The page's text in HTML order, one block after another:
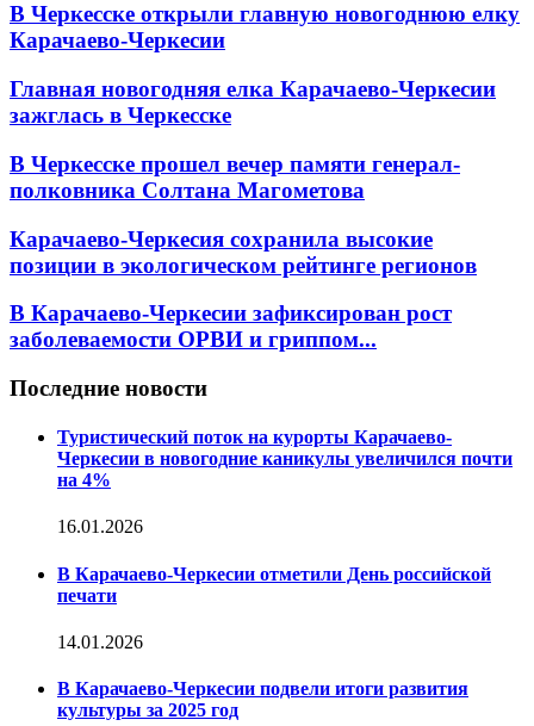
В Черкесске открыли главную новогоднюю елку
Карачаево-Черкесии
Главная новогодняя елка Карачаево-Черкесии
зажглась в Черкесске
В Черкесске прошел вечер памяти генерал-
полковника Солтана Магометова
Карачаево-Черкесия сохранила высокие
позиции в экологическом рейтинге регионов
В Карачаево-Черкесии зафиксирован рост
заболеваемости ОРВИ и гриппом...
Последние новости
Туристический поток на курорты Карачаево-
Черкесии в новогодние каникулы увеличился почти
на 4%
16.01.2026
В Карачаево-Черкесии отметили День российской
печати
14.01.2026
В Карачаево-Черкесии подвели итоги развития
культуры за 2025 год